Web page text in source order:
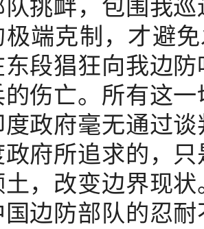
队挑衅，包围我
极端克制，才避
东段猖狂向我边
的伤亡。所有这
度政府毫无通过
政府所追求的，
土，改变边界现
国边防部队的忍